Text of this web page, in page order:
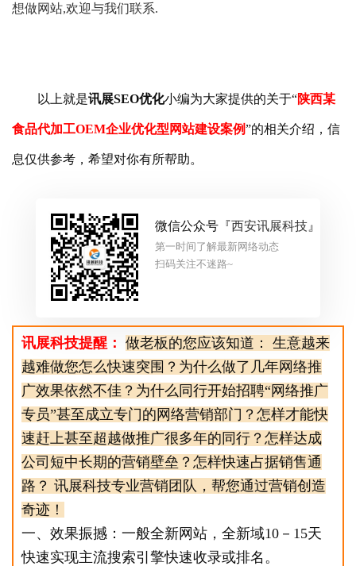
想做网站,欢迎与我们联系.
以上就是讯展SEO优化小编为大家提供的关于“陕西某
食品代加工OEM企业优化型网站建设案例”的相关介绍，信
息仅供参考，希望对你有所帮助。
微信公众号『西安讯展科技 』
第一时间了解最新网络动态
扫码关注不迷路~
讯展科技提醒： 做老板的您应该知道： 生意越来
越难做您怎么快速突围？为什么做了几年网络推
广效果依然不佳？为什么同行开始招聘“网络推广
专员”甚至成立专门的网络营销部门？怎样才能快
速赶上甚至超越做推广很多年的同行？怎样达成
公司短中长期的营销壁垒？怎样快速占据销售通
路？ 讯展科技专业营销团队，帮您通过营销创造
奇迹！
一、效果振撼：一般全新网站，全新域10－15天
快速实现主流搜索引擎快速收录或排名。